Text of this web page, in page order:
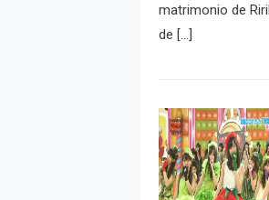
matrimonio de
de […]